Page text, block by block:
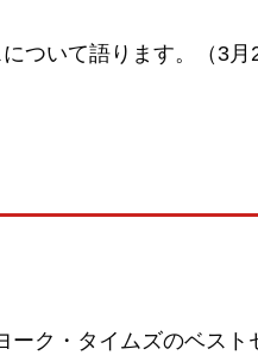
ついて語ります。（3月
・タイムズのベ